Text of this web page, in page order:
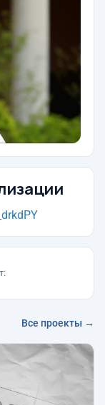
Все проекты →